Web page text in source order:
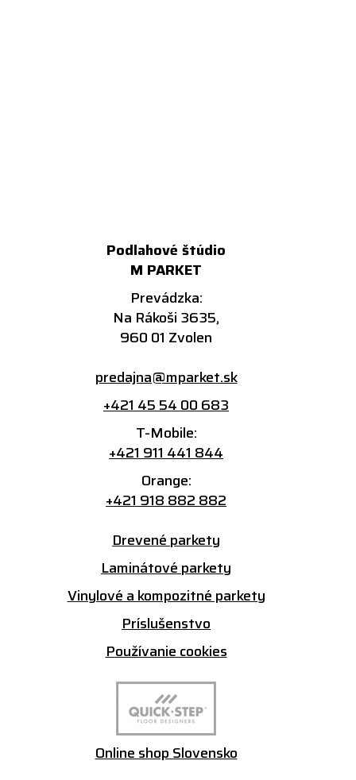
Podlahové štúdio
M PARKET
Prevádzka:
Na Rákoši 3635,
960 01 Zvolen
predajna@mparket.sk
+421 45 54 00 683
T-Mobile:
+421 911 441 844
Orange:
+421 918 882 882
Drevené parkety
Laminátové parkety
Vinylové a kompozitné parkety
Príslušenstvo
Používanie cookies
Online shop Slovensko